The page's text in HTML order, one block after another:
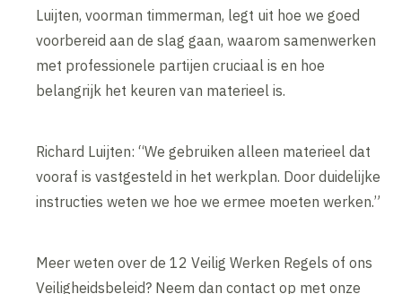
Luijten, voorman timmerman, legt uit hoe we goed
voorbereid aan de slag gaan, waarom samenwerken
met professionele partijen cruciaal is en hoe
belangrijk het keuren van materieel is.
Richard Luijten: “We gebruiken alleen materieel dat
vooraf is vastgesteld in het werkplan. Door duidelijke
instructies weten we hoe we ermee moeten werken.”
Meer weten over de 12 Veilig Werken Regels of ons
Veiligheidsbeleid? Neem dan contact op met onze